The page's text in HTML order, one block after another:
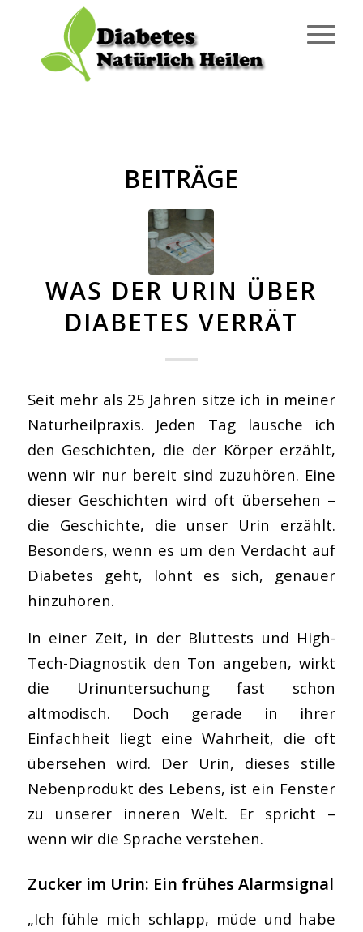
BEITRÄGE
WAS DER URIN ÜBER
DIABETES VERRÄT
Seit mehr als 25 Jahren sitze ich in meiner
Naturheilpraxis. Jeden Tag lausche ich
den Geschichten, die der Körper erzählt,
wenn wir nur bereit sind zuzuhören. Eine
dieser Geschichten wird oft übersehen –
die Geschichte, die unser Urin erzählt.
Besonders, wenn es um den Verdacht auf
Diabetes geht, lohnt es sich, genauer
hinzuhören.
In einer Zeit, in der Bluttests und High-
Tech-Diagnostik den Ton angeben, wirkt
die Urinuntersuchung fast schon
altmodisch. Doch gerade in ihrer
Einfachheit liegt eine Wahrheit, die oft
übersehen wird. Der Urin, dieses stille
Nebenprodukt des Lebens, ist ein Fenster
zu unserer inneren Welt. Er spricht –
wenn wir die Sprache verstehen.
Zucker im Urin: Ein frühes Alarmsignal
„Ich fühle mich schlapp, müde und habe